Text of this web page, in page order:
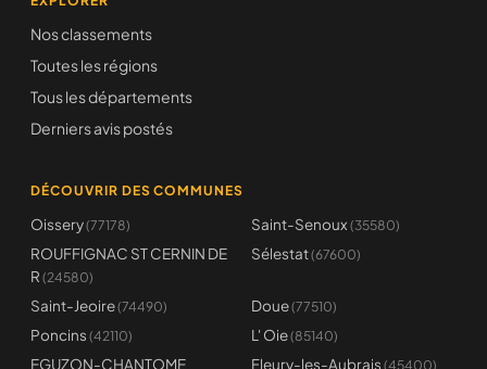
Nos classements
Toutes les régions
Tous les départements
Derniers avis postés
DÉCOUVRIR DES COMMUNES
Oissery(77178) Saint-Senoux (35580)
ROUFFIGNAC ST CERNIN DE
R (24580)
Sélestat(67600)
Saint-Jeoire(74490) Doue(77510)
Poncins (42110) L' Oie(85140)
EGUZON-CHANTOME Fleury-les-Aubrais (45400)